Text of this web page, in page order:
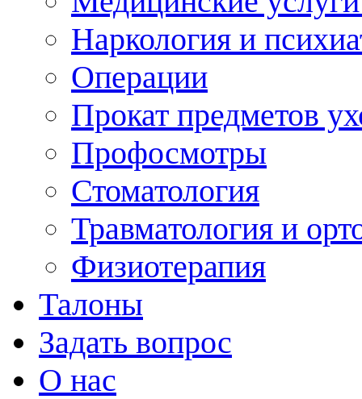
Наркология и
Операции
Прокат предметов
Профосмотры
Стоматология
Травматология и
Физиотерапия
Талоны
Задать вопрос
О нас